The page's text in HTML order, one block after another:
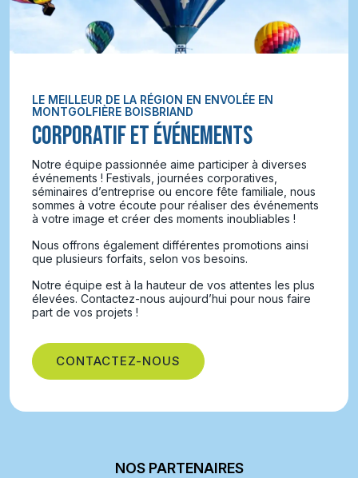
LE MEILLEUR DE LA RÉGION EN ENVOLÉE EN
MONTGOLFIÈRE BOISBRIAND
CORPORATIF ET ÉVÉNEMENTS
Notre équipe passionnée aime participer à diverses
événements ! Festivals, journées corporatives,
séminaires d’entreprise ou encore fête familiale, nous
sommes à votre écoute pour réaliser des événements
à votre image et créer des moments inoubliables !
Nous offrons également différentes promotions ainsi
que plusieurs forfaits, selon vos besoins.
Notre équipe est à la hauteur de vos attentes les plus
élevées. Contactez-nous aujourd’hui pour nous faire
part de vos projets !
CONTACTEZ-NOUS
NOS PARTENAIRES